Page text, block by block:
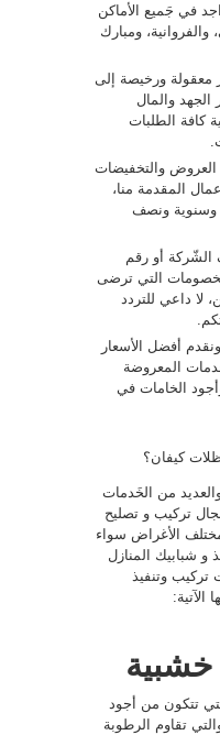
في جَميع الأماكن
ومبارك
معقولة ورخيصة إلى
الجهد والمال
كافة الطلبات
والتخفيضات
المقدمة منا،
ونصف
الشّركة أو رقم
التي ترضى
لا داعي للتردد
أفضل الأسعار
المعروضة
الخامات في
كيفان؟
من الخَدمات
تركيب و تصليح
الأغراض سواء
و شبابيك المنازل
وتنفيذ
الآتية:
تتكون من أجود
تقاوم الرطوبة